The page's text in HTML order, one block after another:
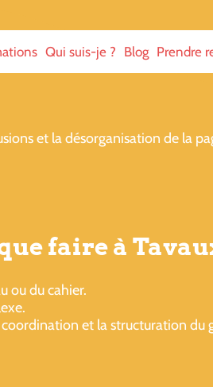
Qui suis-je ? Blog Prendre
et la désorganisation de la
faire à
ou du cahier.
et la structuration du